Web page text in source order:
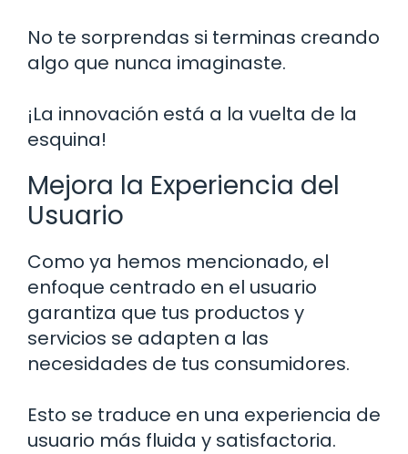
No te sorprendas si terminas creando
algo que nunca imaginaste.
¡La innovación está a la vuelta de la
esquina!
Mejora la Experiencia del
Usuario
Como ya hemos mencionado, el
enfoque centrado en el usuario
garantiza que tus productos y
servicios se adapten a las
necesidades de tus consumidores.
Esto se traduce en una experiencia de
usuario más fluida y satisfactoria.